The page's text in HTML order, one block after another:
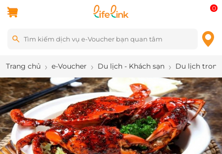
0
Trang chủ e-Voucher Du lịch - Khách sạn Du lịch